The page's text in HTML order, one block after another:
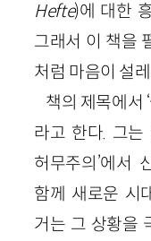
Hefte)에 대한
그래서 이 책을
처럼 마음이 설
책의 제목에서
라고 한다. 그는
허무주의’에서
함께 새로운 시
거는 그 상황을